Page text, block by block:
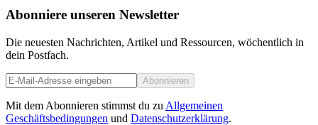
Abonniere unseren Newsletter
Die neuesten Nachrichten, Artikel und Ressourcen, wöchentlich in
dein Postfach.
Abonnieren
Mit dem Abonnieren stimmst du zu Allgemeinen
Geschäftsbedingungen und Datenschutzerklärung.